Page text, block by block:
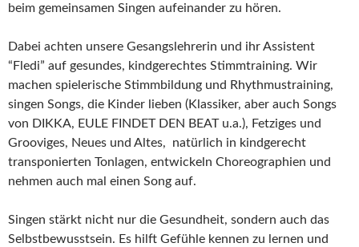
beim gemeinsamen Singen aufeinander zu hören.
Dabei achten unsere Gesangslehrerin und ihr Assistent
“Fledi” auf gesundes, kindgerechtes Stimmtraining. Wir
machen spielerische Stimmbildung und Rhythmustraining,
singen Songs, die Kinder lieben (Klassiker, aber auch Songs
von DIKKA, EULE FINDET DEN BEAT u.a.), Fetziges und
Grooviges, Neues und Altes, natürlich in kindgerecht
transponierten Tonlagen, entwickeln Choreographien und
nehmen auch mal einen Song auf.
Singen stärkt nicht nur die Gesundheit, sondern auch das
Selbstbewusstsein. Es hilft Gefühle kennen zu lernen und